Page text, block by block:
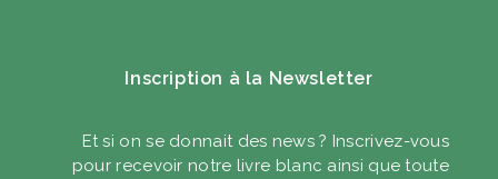
Inscription à la Newsletter
Et si on se donnait des news ? Inscrivez-vous
pour recevoir notre livre blanc ainsi que toute